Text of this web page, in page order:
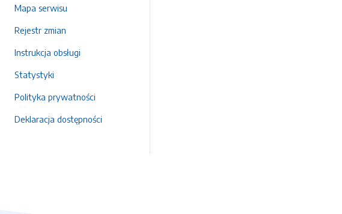
Mapa serwisu
Rejestr zmian
Instrukcja obsługi
Statystyki
Polityka prywatności
Deklaracja dostępności